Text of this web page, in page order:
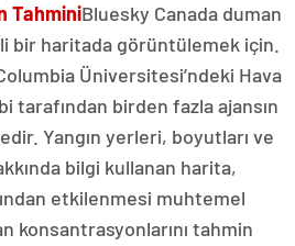
TahminiBluesky Canada duman
bir haritada görüntülemek için.
Üniversitesi’ndeki Hava
tarafından birden fazla ajansın
Yangın yerleri, boyutları ve
bilgi kullanan harita,
etkilenmesi muhtemel
konsantrasyonlarını tahmin